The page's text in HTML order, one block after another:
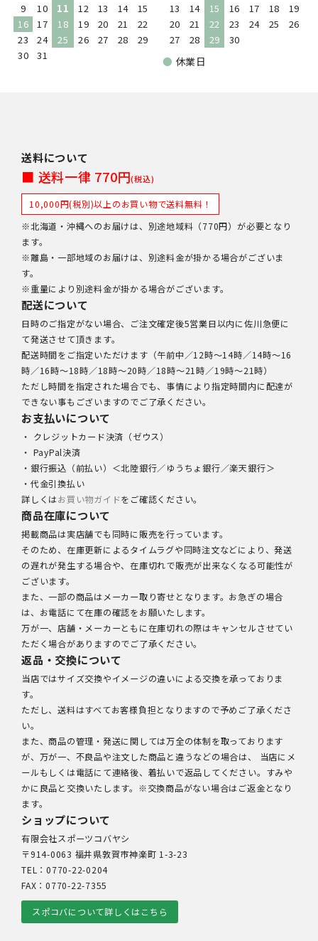
9
10 11 12 13 14
15
16
17 18 19 20 21
22
23
24 25 26 27 28
29
30
31
13
14 15 16 17 18
19
20
21 22 23 24 25
26
27
28 29 30
● 休業日
送料について
■ 送料一律 770円(税込)
10,000円(税別)以上のお買い物で送料無料！
※北海道・沖縄へのお届けは、別途地域料（770円）が必要となり
ます。
※離島・一部地域のお届けは、別途料金が掛かる場合がございま
す。
※重量により別途料金が掛かる場合がございます。
配送について
日時のご指定がない場合、ご注文確定後5営業日以内に佐川急便に
て発送させて頂きます。
配送時間をご指定いただけます（午前中／12時～14時／14時～16
時／16時～18時／18時～20時／18時～21時／19時～21時）
ただし時間を指定された場合でも、事情により指定時間内に配達が
できない事もございますのでご了承ください。
お支払いについて
・ クレジットカード決済（ゼウス）
・ PayPal決済
・銀行振込（前払い）＜北陸銀行／ゆうちょ銀行／楽天銀行＞
・代金引換払い
詳しくはお買い物ガイドをご確認ください。
商品在庫について
掲載商品は実店舗でも同時に販売を行っています。
そのため、在庫更新によるタイムラグや同時注文などにより、発送
の遅れが発生する場合や、在庫切れで販売が出来なくなる可能性が
ございます。
また、一部の商品はメーカー取り寄せとなります。お急ぎの場合
は、お電話にて在庫の確認をお願いたします。
万が一、店舗・メーカーともに在庫切れの際はキャンセルさせてい
ただく場合がありますのでご了承ください。
返品・交換について
当店ではサイズ交換やイメージの違いによる交換を承っておりま
す。
ただし、送料はすべてお客様負担となりますので予めご了承くださ
い。
また、商品の管理・発送に関しては万全の体制を取っております
が、万が一、不良品や注文した商品と違うなどの場合は、 当店にメ
ールもしくは電話にて連絡後、着払いで返品してください。すみや
かに良品と交換いたします。※交換商品がない場合はご返金となり
ます。
ショップについて
有限会社スポーツコバヤシ
〒914-0063 福井県敦賀市神楽町 1-3-23
TEL：0770-22-0204
FAX：0770-22-7355
スポコバについて詳しくはこちら